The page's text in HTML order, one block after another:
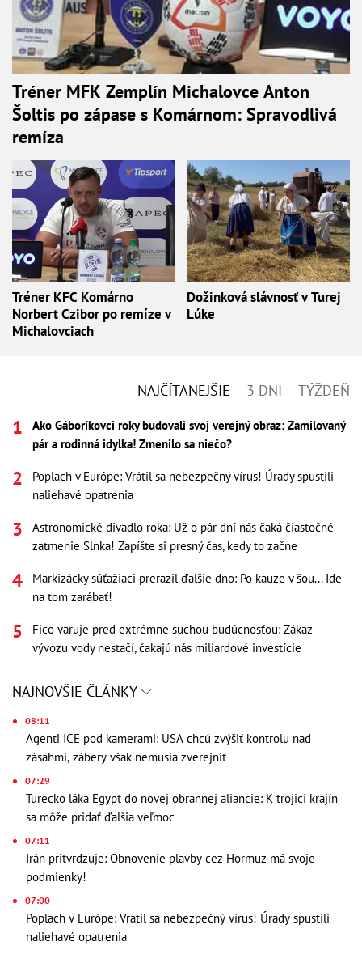
Tréner MFK Zemplín Michalovce Anton
Šoltis po zápase s Komárnom: Spravodlivá
remíza
Tréner KFC Komárno
Norbert Czibor po remíze v
Michalovciach
Dožinková slávnosť v Turej
Lúke
NAJČÍTANEJŠIE 3 DNI TÝŽDEŇ
Ako Gáboríkovci roky budovali svoj verejný obraz: Zamilovaný
pár a rodinná idylka! Zmenilo sa niečo?
Poplach v Európe: Vrátil sa nebezpečný vírus! Úrady spustili
naliehavé opatrenia
Astronomické divadlo roka: Už o pár dní nás čaká čiastočné
zatmenie Slnka! Zapíšte si presný čas, kedy to začne
Markizácky súťažiaci prerazil ďalšie dno: Po kauze v šou... Ide
na tom zarábať!
Fico varuje pred extrémne suchou budúcnosťou: Zákaz
vývozu vody nestačí, čakajú nás miliardové investície
NAJNOVŠIE ČLÁNKY
08:11
Agenti ICE pod kamerami: USA chcú zvýšiť kontrolu nad
zásahmi, zábery však nemusia zverejniť
07:29
Turecko láka Egypt do novej obrannej aliancie: K trojici krajín
sa môže pridať ďalšia veľmoc
07:11
Irán pritvrdzuje: Obnovenie plavby cez Hormuz má svoje
podmienky!
07:00
Poplach v Európe: Vrátil sa nebezpečný vírus! Úrady spustili
naliehavé opatrenia